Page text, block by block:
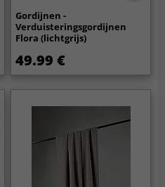
Gordijnen -
Verduisteringsgordijnen
Flora (lichtgrijs)
49.99 €